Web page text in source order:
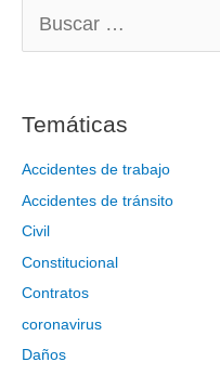
u
a
r
p
:
Temáticas
Accidentes de trabajo
Accidentes de tránsito
Civil
Constitucional
Contratos
coronavirus
Daños